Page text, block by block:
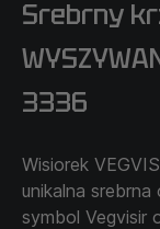
Srebrny
3336
Wisiorek
unikalna
symbol Vegvisir